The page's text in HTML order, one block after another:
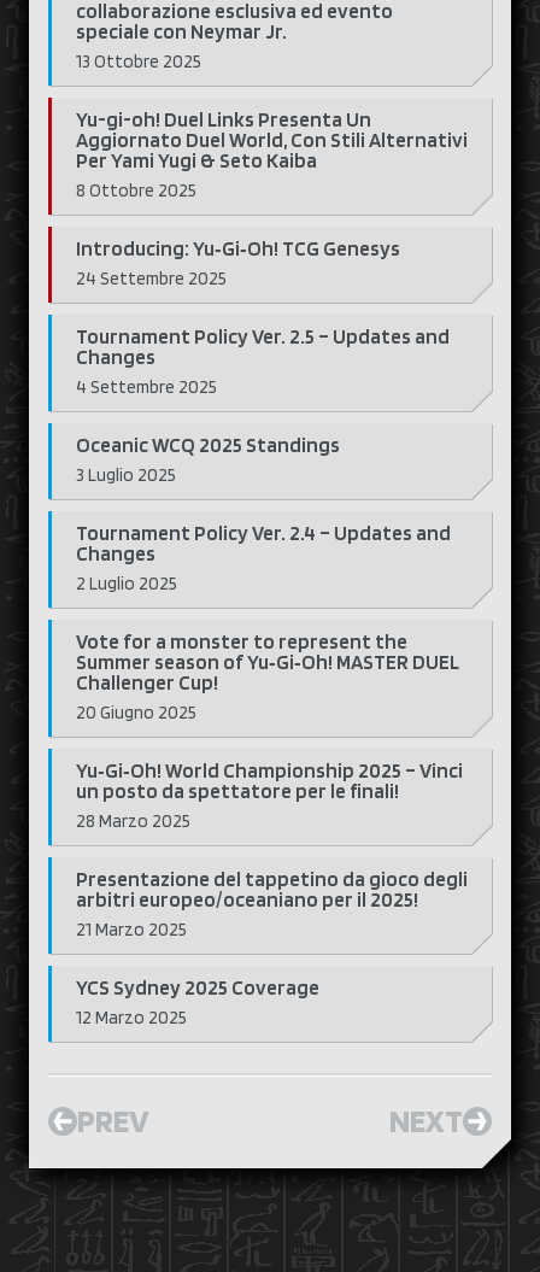
collaborazione esclusiva ed evento
speciale con Neymar Jr.
13 Ottobre 2025
Yu-gi-oh! Duel Links Presenta Un
Aggiornato Duel World, Con Stili Alternativi
Per Yami Yugi & Seto Kaiba
8 Ottobre 2025
Introducing: Yu‑Gi‑Oh! TCG Genesys
24 Settembre 2025
Tournament Policy Ver. 2.5 – Updates and
Changes
4 Settembre 2025
Oceanic WCQ 2025 Standings
3 Luglio 2025
Tournament Policy Ver. 2.4 – Updates and
Changes
2 Luglio 2025
Vote for a monster to represent the
Summer season of Yu‑Gi‑Oh! MASTER DUEL
Challenger Cup!
20 Giugno 2025
Yu‑Gi‑Oh! World Championship 2025 – Vinci
un posto da spettatore per le finali!
28 Marzo 2025
Presentazione del tappetino da gioco degli
arbitri europeo/oceaniano per il 2025!
21 Marzo 2025
YCS Sydney 2025 Coverage
12 Marzo 2025
PREV NEXT